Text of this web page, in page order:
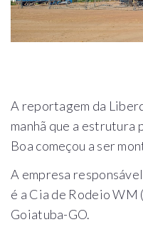
A reportagem da
manhã que a estrutura
Boa começou a ser
A empresa
é a Cia de Rodeio WM
Goiatuba-GO.